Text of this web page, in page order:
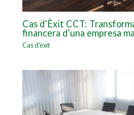
Cas d’Èxit CCT:
financera d’una empresa
Cas d'èxit